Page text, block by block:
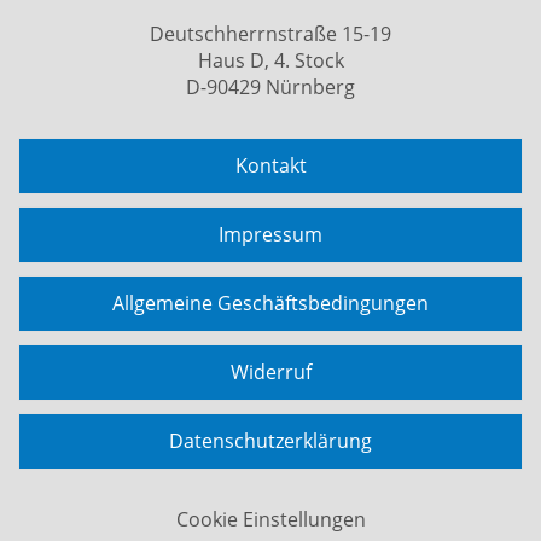
Deutschherrnstraße 15-19
Haus D, 4. Stock
D-90429 Nürnberg
Kontakt
Impressum
Allgemeine Geschäftsbedingungen
Widerruf
Datenschutzerklärung
Cookie Einstellungen